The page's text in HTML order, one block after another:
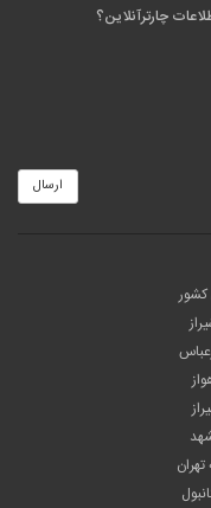
چارترآنلاین؟
ارسال
کشور